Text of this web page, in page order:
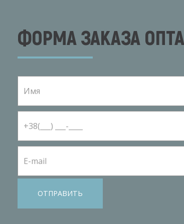
ФОРМА ЗАКАЗА ОПТА
ОТПРАВИТЬ